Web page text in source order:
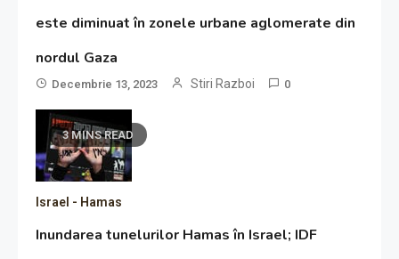
este diminuat în zonele urbane aglomerate din
nordul Gaza
Decembrie 13, 2023 Stiri Razboi 0
3 MINS READ
Israel - Hamas
Inundarea tunelurilor Hamas în Israel; IDF